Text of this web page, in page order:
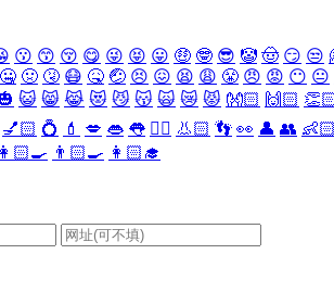
😗 😙 😚 😋 😜 😝 😛 🤑 🤓 😎 🤡 🤠 😏 😒
🤐 🤢 🤧 😷 🤒 🤕 😣 😖 😫 😩 😤 😠 😡 😶 😐
😺 😸 😹 😻 😼 😽 🙀 😿 😾 👐🏻 🙌🏻
💅🏻 💍 💄 💋 👄 👅 👂🏻 👃🏻 👣 👀 👤 👥 👶🏻
👩🏻‍🍳 👨🏻‍🍳 👩🏻‍🎓